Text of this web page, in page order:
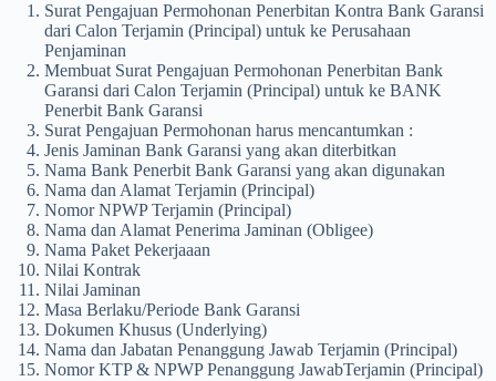
Surat Pengajuan Permohonan Penerbitan Kontra Bank Garansi
dari Calon Terjamin (Principal) untuk ke Perusahaan
Penjaminan
Membuat Surat Pengajuan Permohonan Penerbitan Bank
Garansi dari Calon Terjamin (Principal) untuk ke BANK
Penerbit Bank Garansi
Surat Pengajuan Permohonan harus mencantumkan :
Jenis Jaminan Bank Garansi yang akan diterbitkan
Nama Bank Penerbit Bank Garansi yang akan digunakan
Nama dan Alamat Terjamin (Principal)
Nomor NPWP Terjamin (Principal)
Nama dan Alamat Penerima Jaminan (Obligee)
Nama Paket Pekerjaaan
Nilai Kontrak
Nilai Jaminan
Masa Berlaku/Periode Bank Garansi
Dokumen Khusus (Underlying)
Nama dan Jabatan Penanggung Jawab Terjamin (Principal)
Nomor KTP & NPWP Penanggung JawabTerjamin (Principal)